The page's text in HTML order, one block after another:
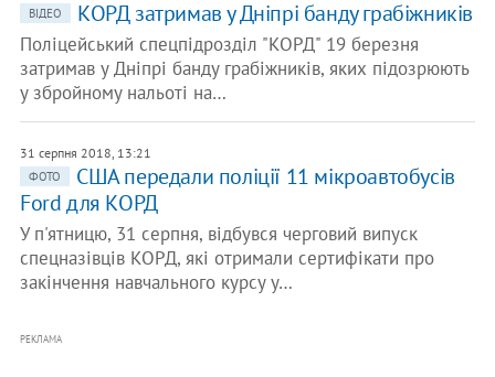
ВІДЕО КОРД затримав у Дніпрі банду грабіжників
Поліцейський спецпідрозділ "КОРД" 19 березня
затримав у Дніпрі банду грабіжників, яких підозрюють
у збройному нальоті на…
31 серпня 2018, 13:21
ФОТО
США передали поліції 11 мікроавтобусів
Ford для КОРД
У п'ятницю, 31 серпня, відбувся черговий випуск
спецназівців КОРД, які отримали сертифікати про
закінчення навчального курсу у…
РЕКЛАМА